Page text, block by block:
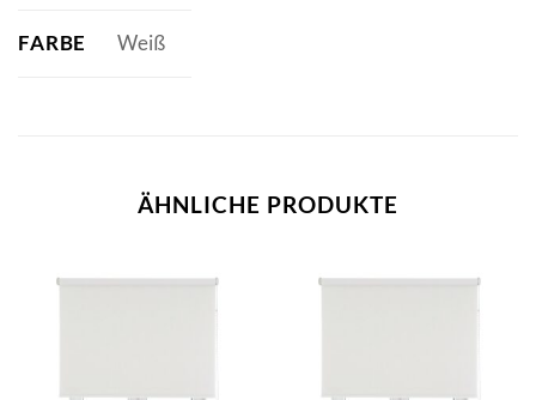
FARBE Weiß
ÄHNLICHE PRODUKTE